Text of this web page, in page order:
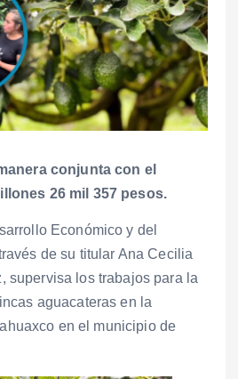
conjunta con el
26 mil 357 pesos.
Económico y del
de su titular Ana Cecilia
supervisa los trabajos para la
aguacateras en la
en el municipio de